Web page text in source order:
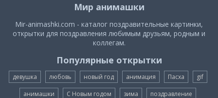
Мир анимашки
Mir-animashki.com - каталог поздравительные картинки,
открытки для поздравления любимым друзьям, родным и
коллегам.
Популярные открытки
девушка любовь новый год анимация Пасха gif
анимашки С Новым годом зима поздравление